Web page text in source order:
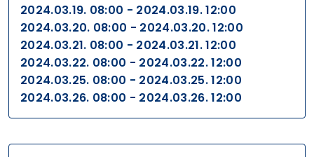
2024.03.19. 08:00 - 2024.03.19. 12:00
2024.03.20. 08:00 - 2024.03.20. 12:00
2024.03.21. 08:00 - 2024.03.21. 12:00
2024.03.22. 08:00 - 2024.03.22. 12:00
2024.03.25. 08:00 - 2024.03.25. 12:00
2024.03.26. 08:00 - 2024.03.26. 12:00